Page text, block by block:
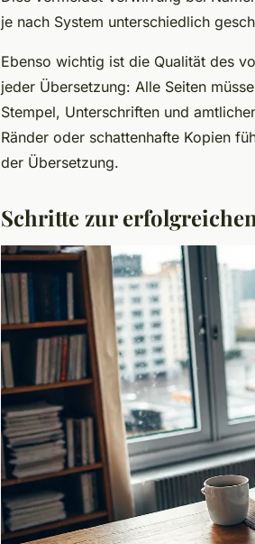
je nach System unterschiedlich
Ebenso wichtig ist die Qualität des
jeder Übersetzung: Alle Seiten
Stempel, Unterschriften und
Ränder oder schattenhafte Kopien
der Übersetzung.
Schritte zur